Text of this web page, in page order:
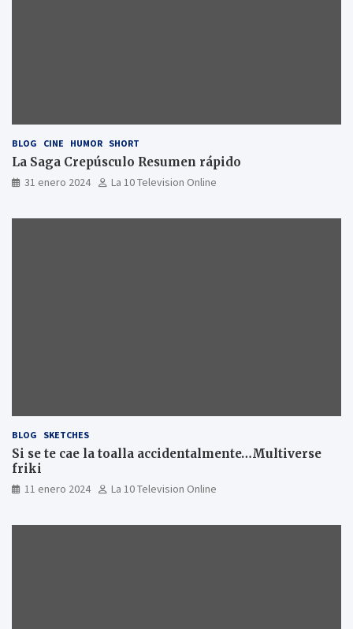
BLOG CINE HUMOR SHORT
La Saga Crepúsculo Resumen rápido
31 enero 2024 La 10 Television Online
BLOG SKETCHES
Si se te cae la toalla accidentalmente…Multiverse
friki
11 enero 2024 La 10 Television Online